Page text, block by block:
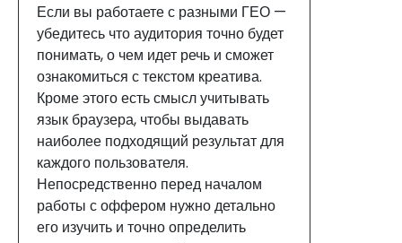
Если вы работаете с разными ГЕО —
убедитесь что аудитория точно будет
понимать, о чем идет речь и сможет
ознакомиться с текстом креатива.
Кроме этого есть смысл учитывать
язык браузера, чтобы выдавать
наиболее подходящий результат для
каждого пользователя.
Непосредственно перед началом
работы с оффером нужно детально
его изучить и точно определить